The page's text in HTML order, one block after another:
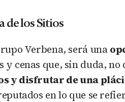
de los Sitios
Verbena, será una
y cenas que, sin duda,
y disfrutar de una
en lo que se